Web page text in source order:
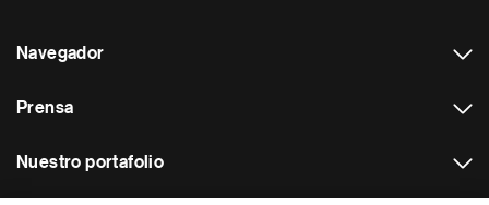
Navegador
Prensa
Nuestro portafolio